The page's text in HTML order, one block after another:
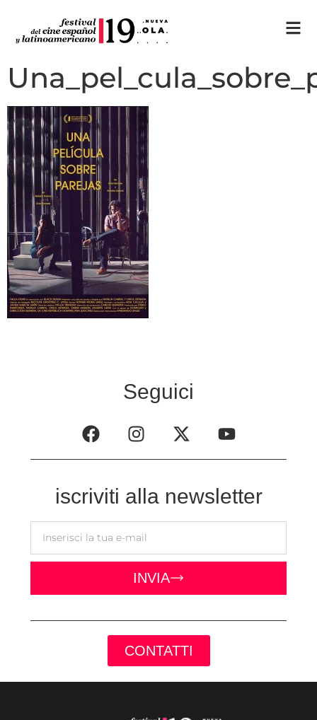
Seguici
iscriviti alla newsletter
INVIA
CONTATTI